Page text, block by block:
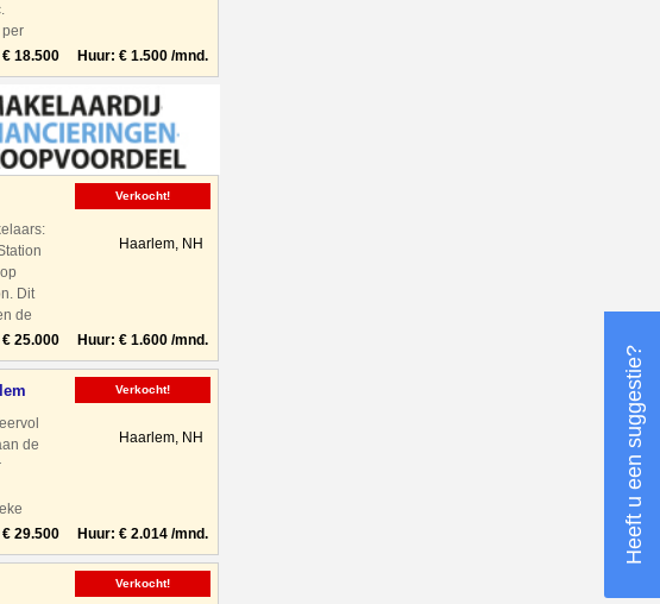
per
€ 18.500 Huur: € 1.500 /mnd.
Dit
de
Haarlem, NH
€ 25.000 Huur: € 1.600 /mnd.
Verkocht!
de
kant en
Haarlem, NH
€ 29.500 Huur: € 2.014 /mnd.
Verkocht!
Verkocht!
Heeft u een suggestie?